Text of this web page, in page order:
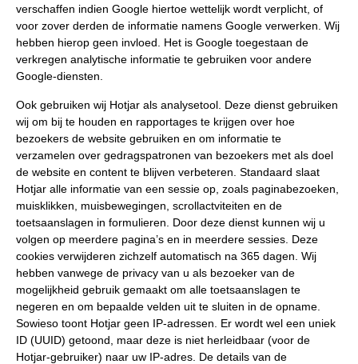
verschaffen indien Google hiertoe wettelijk wordt verplicht, of
voor zover derden de informatie namens Google verwerken. Wij
hebben hierop geen invloed. Het is Google toegestaan de
verkregen analytische informatie te gebruiken voor andere
Google-diensten.
Ook gebruiken wij Hotjar als analysetool. Deze dienst gebruiken
wij om bij te houden en rapportages te krijgen over hoe
bezoekers de website gebruiken en om informatie te
verzamelen over gedragspatronen van bezoekers met als doel
de website en content te blijven verbeteren. Standaard slaat
Hotjar alle informatie van een sessie op, zoals paginabezoeken,
muisklikken, muisbewegingen, scrollactviteiten en de
toetsaanslagen in formulieren. Door deze dienst kunnen wij u
volgen op meerdere pagina’s en in meerdere sessies. Deze
cookies verwijderen zichzelf automatisch na 365 dagen. Wij
hebben vanwege de privacy van u als bezoeker van de
mogelijkheid gebruik gemaakt om alle toetsaanslagen te
negeren en om bepaalde velden uit te sluiten in de opname.
Sowieso toont Hotjar geen IP-adressen. Er wordt wel een uniek
ID (UUID) getoond, maar deze is niet herleidbaar (voor de
Hotjar-gebruiker) naar uw IP-adres. De details van de